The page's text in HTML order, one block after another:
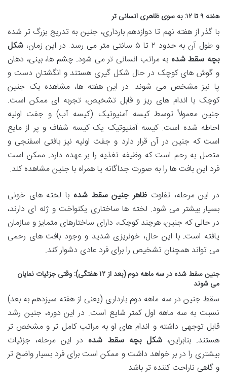
هفته ۹ تا ۱۲: به سوی ظاهری انسانی تر
با گذر از هفته نهم تا دوازدهم بارداری، جنین به تدریج بزرگ تر شده
و طول آن به حدود ۲ تا ۵ سانتی متر می رسد. در این زمان،
شکل
بچه سقط شده به مراتب انسانی تر می شود. چشم ها، بینی، دهان
و گوش های کوچک در حال شکل گیری هستند و انگشتان دست و
پا نیز مشخص می شوند. در این هفته ها، مشاهده یک جنین
کوچک با اندام های ریز و قابل تشخیص، تجربه ای ممکن است.
جنین معمولاً توسط کیسه آمنیوتیک (کیسه آب) و جفت اولیه
احاطه شده است. کیسه آمنیوتیک یک کیسه شفاف و پر از مایع
است که جنین در آن قرار دارد و جفت اولیه نیز بافتی اسفنجی و
متصل به رحم است که وظیفه تغذیه را بر عهده دارد. ممکن است
فرد این بافت ها را به صورت جداگانه یا همراه با جنین مشاهده کند.
در این مرحله، تفاوت ظاهر جنین سقط شده با لخته های خونی
بسیار بیشتر می شود. لخته ها ساختاری یکنواخت و ژله ای دارند،
در حالی که جنین، هرچند کوچک، دارای ساختارهای متمایز و سازمان
یافته است. با این حال، خونریزی شدید و وجود بافت های رحمی
می تواند همچنان تشخیص را برای فرد عادی دشوار کند.
جنین سقط شده در سه ماهه دوم (بعد از ۱۲ هفتگی): وقتی جزئیات نمایان
می شوند
سقط جنین در سه ماهه دوم بارداری (یعنی از هفته سیزدهم به بعد)
نسبت به سه ماهه اول کمتر شایع است. در این دوره، جنین رشد
قابل توجهی داشته و اندام های او به مراتب کامل تر و مشخص تر
هستند. بنابراین،شکل بچه سقط شده در این مرحله، جزئیات
بیشتری را در بر خواهد داشت و ممکن است برای فرد بسیار واضح تر
و گاهی ناراحت کننده تر باشد.